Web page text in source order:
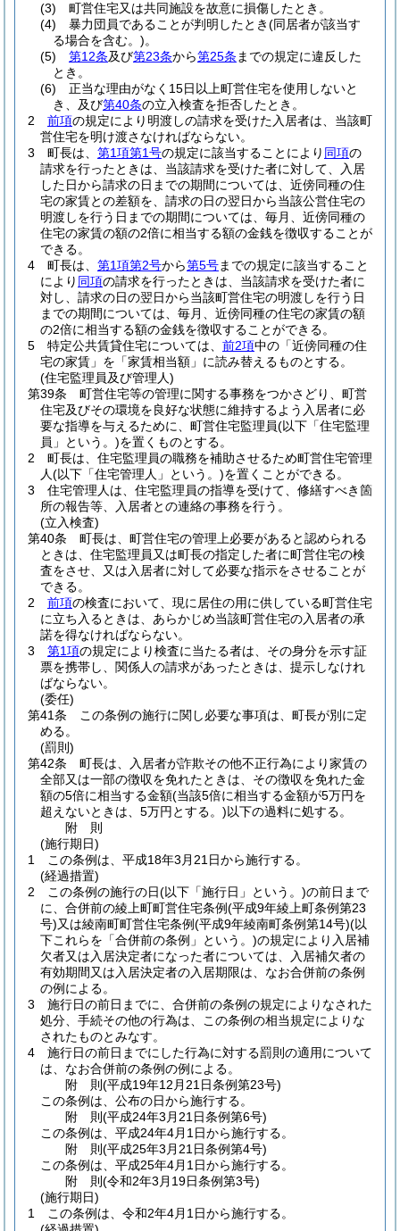
(3)
町営住宅又は共同施設を故意に損傷したとき。
(4)
暴力団員であることが判明したとき(同居者が該当す
る場合を含む。)。
(5)
第12条及び第23条から第25条 までの規定に違反した
とき。
(6)
正当な理由がなく15日以上町営住宅を使用しないと
き、及び第40条の立入検査を拒否したとき。
2
前項の規定により明渡しの請求を受けた入居者は、当該町
営住宅を明け渡さなければならない。
3
町長は、 第1項第1号の規定に該当することにより 同項の
請求を行ったときは、当該請求を受けた者に対して、入居
した日から請求の日までの期間については、近傍同種の住
宅の家賃との差額を、請求の日の翌日から当該公営住宅の
明渡しを行う日までの期間については、毎月、近傍同種の
住宅の家賃の額の2倍に相当する額の金銭を徴収することが
できる。
4
町長は、 第1項第2号から第5号までの規定に該当すること
により 同項の請求を行ったときは、当該請求を受けた者に
対し、請求の日の翌日から当該町営住宅の明渡しを行う日
までの期間については、毎月、近傍同種の住宅の家賃の額
の2倍に相当する額の金銭を徴収することができる。
5
特定公共賃貸住宅については、 前2項中の「近傍同種の住
宅の家賃」を「家賃相当額」に読み替えるものとする。
(住宅監理員及び管理人)
第39条
町営住宅等の管理に関する事務をつかさどり、町営
住宅及びその環境を良好な状態に維持するよう入居者に必
要な指導を与えるために、町営住宅監理員(以下「住宅監理
員」という。)を置くものとする。
2
町長は、住宅監理員の職務を補助させるため町営住宅管理
人(以下「住宅管理人」という。)を置くことができる。
3
住宅管理人は、住宅監理員の指導を受けて、修繕すべき箇
所の報告等、入居者との連絡の事務を行う。
(立入検査)
第40条
町長は、町営住宅の管理上必要があると認められる
ときは、住宅監理員又は町長の指定した者に町営住宅の検
査をさせ、又は入居者に対して必要な指示をさせることが
できる。
2
前項の検査において、現に居住の用に供している町営住宅
に立ち入るときは、あらかじめ当該町営住宅の入居者の承
諾を得なければならない。
3
第1項の規定により検査に当たる者は、その身分を示す証
票を携帯し、関係人の請求があったときは、提示しなけれ
ばならない。
(委任)
第41条
この条例の施行に関し必要な事項は、町長が別に定
める。
(罰則)
第42条
町長は、入居者が詐欺その他不正行為により家賃の
全部又は一部の徴収を免れたときは、その徴収を免れた金
額の5倍に相当する金額(当該5倍に相当する金額が5万円を
超えないときは、5万円とする。)以下の過料に処する。
附 則
(施行期日)
1
この条例は、平成18年3月21日から施行する。
(経過措置)
2
この条例の施行の日(以下「施行日」という。)の前日まで
に、合併前の綾上町町営住宅条例(平成9年綾上町条例第23
号)又は綾南町町営住宅条例(平成9年綾南町条例第14号)(以
下これらを「合併前の条例」という。)の規定により入居補
欠者又は入居決定者になった者については、入居補欠者の
有効期間又は入居決定者の入居期限は、なお合併前の条例
の例による。
3
施行日の前日までに、合併前の条例の規定によりなされた
処分、手続その他の行為は、この条例の相当規定によりな
されたものとみなす。
4
施行日の前日までにした行為に対する罰則の適用について
は、なお合併前の条例の例による。
附 則(平成19年12月21日条例第23号)
この条例は、公布の日から施行する。
附 則(平成24年3月21日条例第6号)
この条例は、平成24年4月1日から施行する。
附 則(平成25年3月21日条例第4号)
この条例は、平成25年4月1日から施行する。
附 則(令和2年3月19日条例第3号)
(施行期日)
1
この条例は、令和2年4月1日から施行する。